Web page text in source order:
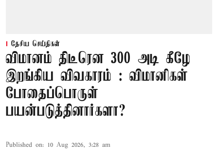
தேசிய செய்திகள்
விமானம் திடீரென 300 அடி கீழே
இறங்கிய விவகாரம் : விமானிகள்
போதைப்பொருள்
பயன்படுத்தினார்களா?
Published on: 10 Aug 2026, 3:28 am